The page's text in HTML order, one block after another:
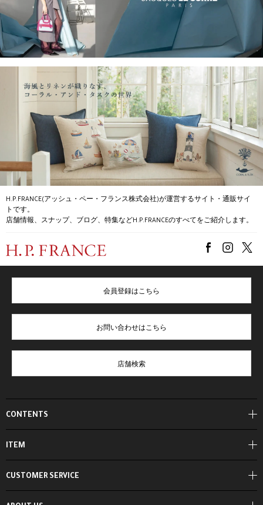
H.P.FRANCE(アッシュ・ペー・フランス株式会社)が運営するサイト・通販サイ
トです。
店舗情報、スナップ、ブログ、特集などH.P.FRANCEのすべてをご紹介します。
CONTENTS
ITEM
会員登録はこちら
お問い合わせはこちら
店舗検索
CUSTOMER SERVICE